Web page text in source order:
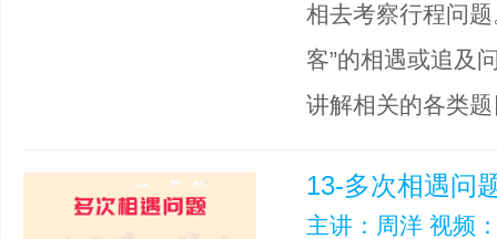
相去考察行程问题
客”的相遇或追及
讲解相关的各类
13-多次相遇问
主讲：周洋 视频